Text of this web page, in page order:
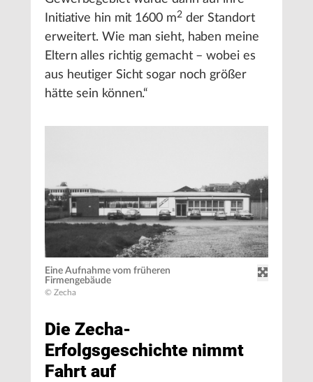
Initiative hin mit 1600 m2der Standort
erweitert. Wie man sieht, haben meine
Eltern alles richtig gemacht – wobei es
aus heutiger Sicht sogar noch größer
hätte sein können.“
Eine Aufnahme vom früheren
Firmengebäude
© Zecha
Die Zecha-
Erfolgsgeschichte nimmt
Fahrt auf